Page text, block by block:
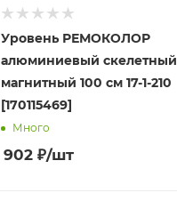
Уровень РЕМОКОЛОР
алюминиевый скелетный
магнитный 100 см 17-1-210
[170115469]
Много
902₽/шт